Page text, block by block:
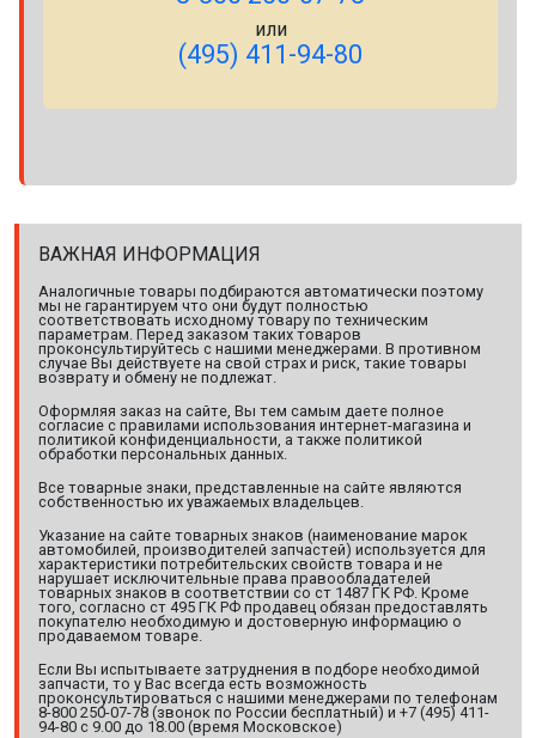
или
(495) 411-94-80
ВАЖНАЯ ИНФОРМАЦИЯ
Аналогичные товары подбираются автоматически поэтому
мы не гарантируем что они будут полностью
соответствовать исходному товару по техническим
параметрам. Перед заказом таких товаров
проконсультируйтесь с нашими менеджерами. В противном
случае Вы действуете на свой страх и риск, такие товары
возврату и обмену не подлежат.
Оформляя заказ на сайте, Вы тем самым даете полное
согласие с правилами использования интернет-магазина и
политикой конфиденциальности, а также политикой
обработки персональных данных.
Все товарные знаки, представленные на сайте являются
собственностью их уважаемых владельцев.
Указание на сайте товарных знаков (наименование марок
автомобилей, производителей запчастей) используется для
характеристики потребительских свойств товара и не
нарушает исключительные права правообладателей
товарных знаков в соответствии со ст 1487 ГК РФ. Кроме
того, согласно ст 495 ГК РФ продавец обязан предоставлять
покупателю необходимую и достоверную информацию о
продаваемом товаре.
Если Вы испытываете затруднения в подборе необходимой
запчасти, то у Вас всегда есть возможность
проконсультироваться с нашими менеджерами по телефонам
8-800 250-07-78 (звонок по России бесплатный) и +7 (495) 411-
94-80 с 9.00 до 18.00 (время Московское)